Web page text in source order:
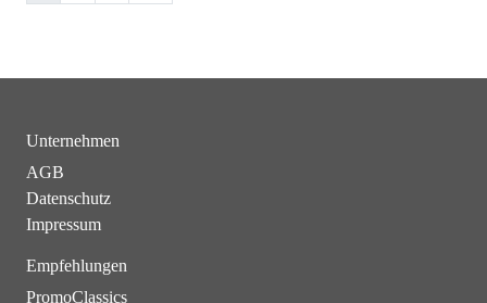
Unternehmen
AGB
Datenschutz
Impressum
Empfehlungen
PromoClassics